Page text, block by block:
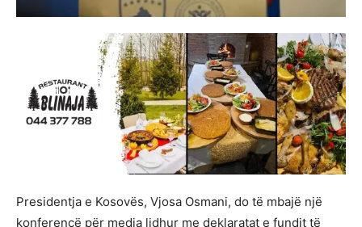
Presidentja e Kosovës, Vjosa Osmani, do të mbajë një
konferencë për media lidhur me deklaratat e fundit të